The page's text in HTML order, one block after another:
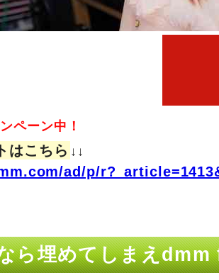
ペーン中！
はこちら ↓↓
ad/p/
ら埋めてしまえdmm